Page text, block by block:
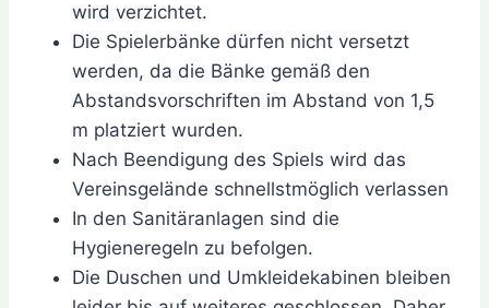
wird verzichtet.
Die Spielerbänke dürfen nicht versetzt
werden, da die Bänke gemäß den
Abstandsvorschriften im Abstand von 1,5
m platziert wurden.
Nach Beendigung des Spiels wird das
Vereinsgelände schnellstmöglich verlassen
In den Sanitäranlagen sind die
Hygieneregeln zu befolgen.
Die Duschen und Umkleidekabinen bleiben